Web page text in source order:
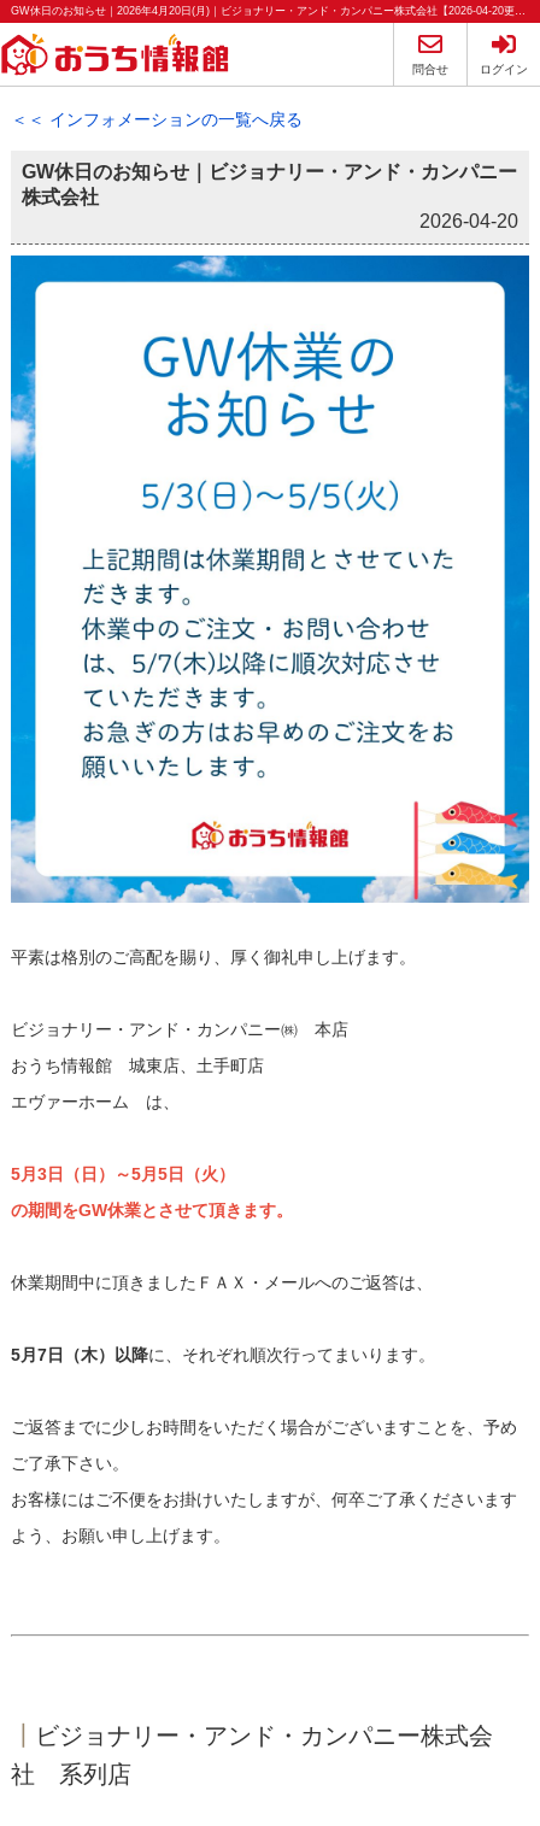
GW休日のお知らせ｜2026年4月20日(月)｜ビジョナリー・アンド・カンパニー株式会社【2026-04-20更新】お知らせ | 弘前・青森の不動産のことならおうち情報館
問合せ ログイン
＜＜ インフォメーションの一覧へ戻る
GW休日のお知らせ｜ビジョナリー・アンド・カンパニー
株式会社
2026-04-20
平素は格別のご高配を賜り、厚く御礼申し上げます。
ビジョナリー・アンド・カンパニー㈱ 本店
おうち情報館 城東店、土手町店
エヴァーホーム は、
5月3日（日）～5月5日（火）
の期間をGW休業とさせて頂きます。
休業期間中に頂きましたＦＡＸ・メールへのご返答は、
5月7日（木） 以降に、それぞれ順次行ってまいります。
ご返答までに少しお時間をいただく場合がございますことを、予め
ご了承下さい。
お客様にはご不便をお掛けいたしますが、何卒ご了承くださいます
よう、お願い申し上げます。
ビジョナリー・アンド・カンパニー株式会
社 系列店